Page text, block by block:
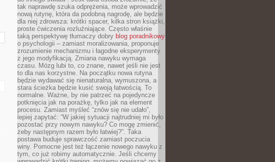
tak naprawdę szuka odprężenia, może wprowadzić
nową rutynę, która da podobną nagrodę, ale będzie
dla niej zdrowsza: krótki spacer, kilka stron książki,
proste ćwiczenia rozluźniające. Często właśnie
taką perspektywę tłumaczy dobry blog poradnikowy
o psychologii – zamiast moralizowania, proponuje
zrozumienie mechanizmu i łagodne eksperymenty
z jego modyfikacją. Zmiana nawyku wymaga
czasu. Mózg lubi to, co znane, nawet jeśli nie jest
to dla nas korzystne. Na początku nowa rutyna
będzie wydawać się nienaturalna, wymuszona, a
stara ścieżka będzie kusić swoją łatwością. To
normalne. Ważne, by nie patrzeć na pojedyncze
potknięcia jak na porażkę, tylko jak na element
procesu. Zamiast myśleć “znów się nie udało”,
lepiej zapytać: “W jakiej sytuacji najtrudniej mi było
pozostać przy nowym nawyku? Co mogę zmienić,
żeby następnym razem było łatwiej?”. Taka
postawa buduje sprawczość zamiast poczucia
winy. Pomocne jest też łączenie nowego nawyku z
tym, co już robimy automatycznie. Jeśli chcemy